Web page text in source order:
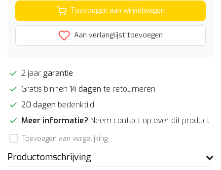
Toevoegen aan winkelwagen
Aan verlanglijst toevoegen
2 jaar garantie
Gratis binnen 14 dagen te retourneren
20 dagen bedenktijd
Meer informatie? Neem contact op over dit product
Toevoegen aan vergelijking
Productomschrijving